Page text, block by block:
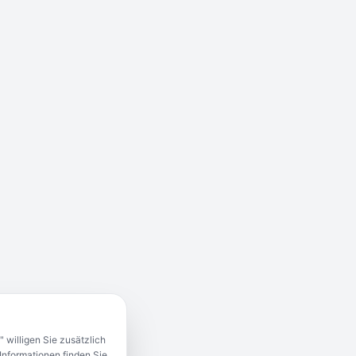
willigen Sie zusätzlich